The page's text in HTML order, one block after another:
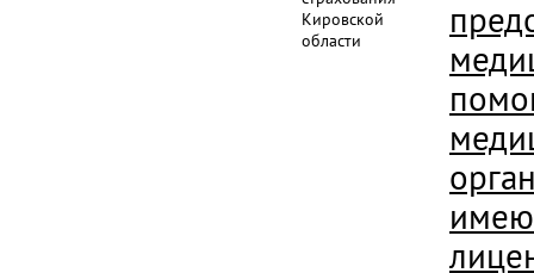
Кировской
области